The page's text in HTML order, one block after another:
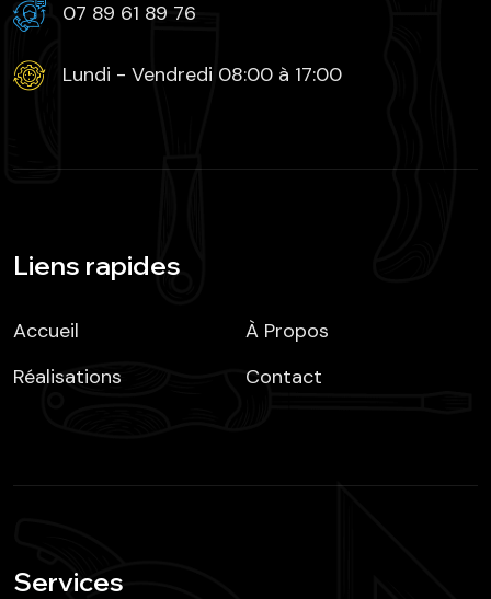
07 89 61 89 76
Lundi - Vendredi 08:00 à 17:00
Liens rapides
Accueil
À Propos
Réalisations
Contact
Services